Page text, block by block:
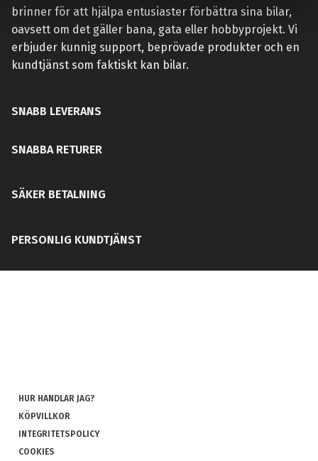
brinner för att hjälpa entusiaster förbättra sina bilar,
oavsett om det gäller bana, gata eller hobbyprojekt. Vi
erbjuder kunnig support, beprövade produkter och en
kundtjänst som faktiskt kan bilar.
SNABB LEVERANS
SNABBA RETURER
SÄKER BETALNING
PERSONLIG KUNDTJÄNST
HUR HANDLAR JAG?
KÖPVILLKOR
INTEGRITETSPOLICY
COOKIES